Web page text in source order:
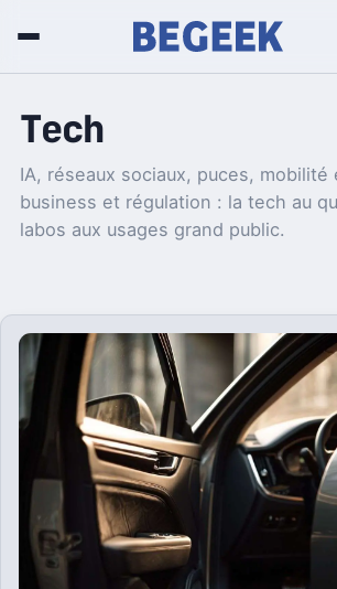
Tech
IA, réseaux sociaux, puces, mobilité
business et régulation : la tech au
labos aux usages grand public.